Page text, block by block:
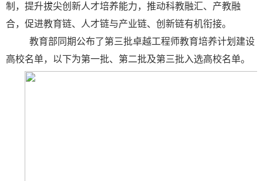
制，提升拔尖创新人才培养能力，推动科教融汇、产教融
合，促进教育链、人才链与产业链、创新链有机衔接。
教育部同期公布了第三批卓越工程师教育培养计划建设
高校名单，以下为第一批、第二批及第三批入选高校名单。